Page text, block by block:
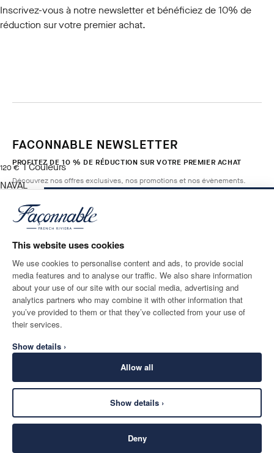
This website uses cookies
We use cookies to personalise content and ads, to provide social
media features and to analyse our traffic. We also share information
about your use of our site with our social media, advertising and
analytics partners who may combine it with other information that
you’ve provided to them or that they’ve collected from your use of
their services.
Show details ›
Allow all
Show details ›
Deny
Inscrivez-vous à notre newsletteret bénéficiez de 10% de
réduction sur votre premier achat.
120 €
current price 120 €
1Couleurs
NAVAL
Taille
FACONNABLE NEWSLETTER
PROFITEZ DE 10 % DE RÉDUCTION SUR VOTRE PREMIER ACHAT
Découvrez nos offres exclusives, nos promotions et nos évènements.
E-mail*
ADRESSE POSTALE
France
LANGUE
Français
CONTACTEZ-NOUS
SECURE
©2026Façonnable